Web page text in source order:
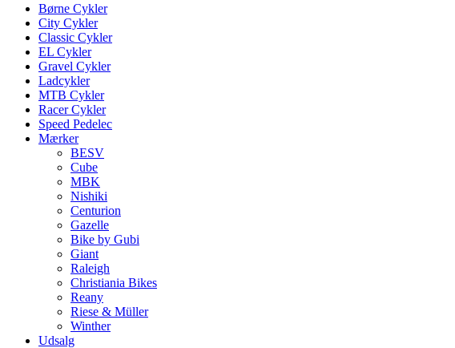
search
Menu
Børne Cykler
City Cykler
Classic Cykler
EL Cykler
Gravel Cykler
Ladcykler
MTB Cykler
Racer Cykler
Speed Pedelec
Mærker
BESV
Cube
MBK
Nishiki
Centurion
Gazelle
Bike by Gubi
Giant
Raleigh
Christiania Bikes
Reany
Riese & Müller
Winther
Udsalg